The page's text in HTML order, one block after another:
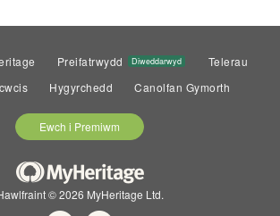
Preifatrwydd Diweddarwyd
Telerau
Hygyrchedd Canolfan Gymorth
Ewch i Premiwm
© 2026 MyHeritage Ltd.